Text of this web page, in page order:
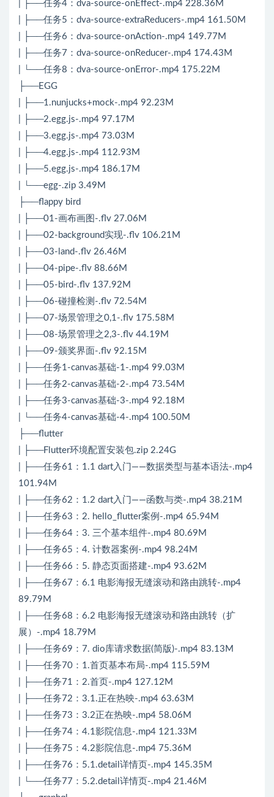
| ├──任务4：dva-source-onEffect-.mp4 228.36M
| ├──任务5：dva-source-extraReducers-.mp4 161.50M
| ├──任务6：dva-source-onAction-.mp4 149.77M
| ├──任务7：dva-source-onReducer-.mp4 174.43M
| └──任务8：dva-source-onError-.mp4 175.22M
├──EGG
| ├──1.nunjucks+mock-.mp4 92.23M
| ├──2.egg.js-.mp4 97.17M
| ├──3.egg.js-.mp4 73.03M
| ├──4.egg.js-.mp4 112.93M
| ├──5.egg.js-.mp4 186.17M
| └──egg-.zip 3.49M
├──flappy bird
| ├──01-画布画图-.flv 27.06M
| ├──02-background实现-.flv 106.21M
| ├──03-land-.flv 26.46M
| ├──04-pipe-.flv 88.66M
| ├──05-bird-.flv 137.92M
| ├──06-碰撞检测-.flv 72.54M
| ├──07-场景管理之0,1-.flv 175.58M
| ├──08-场景管理之2,3-.flv 44.19M
| ├──09-颁奖界面-.flv 92.15M
| ├──任务1-canvas基础-1-.mp4 99.03M
| ├──任务2-canvas基础-2-.mp4 73.54M
| ├──任务3-canvas基础-3-.mp4 92.18M
| └──任务4-canvas基础-4-.mp4 100.50M
├──flutter
| ├──Flutter环境配置安装包.zip 2.24G
| ├──任务61：1.1 dart入门——数据类型与基本语法-.mp4
101.94M
| ├──任务62：1.2 dart入门——函数与类-.mp4 38.21M
| ├──任务63：2. hello_flutter案例-.mp4 65.94M
| ├──任务64：3. 三个基本组件-.mp4 80.69M
| ├──任务65：4. 计数器案例-.mp4 98.24M
| ├──任务66：5. 静态页面搭建-.mp4 93.62M
| ├──任务67：6.1 电影海报无缝滚动和路由跳转-.mp4
89.79M
| ├──任务68：6.2 电影海报无缝滚动和路由跳转（扩
展）-.mp4 18.79M
| ├──任务69：7. dio库请求数据(简版)-.mp4 83.13M
| ├──任务70：1.首页基本布局-.mp4 115.59M
| ├──任务71：2.首页-.mp4 127.12M
| ├──任务72：3.1.正在热映-.mp4 63.63M
| ├──任务73：3.2正在热映-.mp4 58.06M
| ├──任务74：4.1影院信息-.mp4 121.33M
| ├──任务75：4.2影院信息-.mp4 75.36M
| ├──任务76：5.1.detail详情页-.mp4 145.35M
| └──任务77：5.2.detail详情页-.mp4 21.46M